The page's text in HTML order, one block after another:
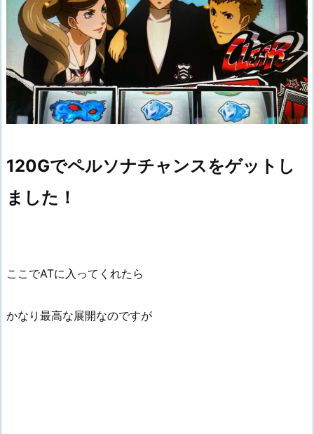
120Gでペルソナチャンスをゲットし
ました！
ここでATに入ってくれたら
かなり最高な展開なのですが